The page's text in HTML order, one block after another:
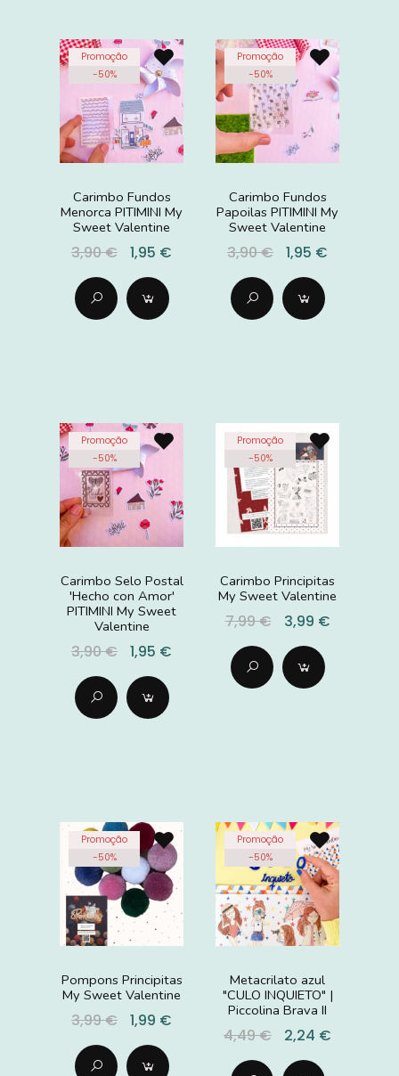
Promoção
-50%
Carimbo Fundos
Menorca PITIMINI My
Sweet Valentine
3,90 € 1,95 €
Promoção
-50%
Carimbo Fundos
Papoilas PITIMINI My
Sweet Valentine
3,90 € 1,95 €
Promoção
-50%
Carimbo Selo Postal
'Hecho con Amor'
PITIMINI My Sweet
Valentine
3,90 € 1,95 €
Promoção
-50%
Carimbo Principitas
My Sweet Valentine
7,99 € 3,99 €
Promoção
-50%
Pompons Principitas
My Sweet Valentine
3,99 € 1,99 €
Promoção
-50%
Metacrilato azul
"CULO INQUIETO" |
Piccolina Brava II
4,49 € 2,24 €